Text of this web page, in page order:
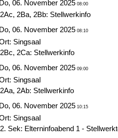
06. November 2025 08:00
2Ac, 2Ba, 2Bb: Stellwerkinfo
06. November 2025 08:10
Singsaal
2Bc, 2Ca: Stellwerkinfo
06. November 2025 09:00
Singsaal
2Aa, 2Ab: Stellwerkinfo
06. November 2025 10:15
Singsaal
2. Sek: Elterninfoabend 1 -